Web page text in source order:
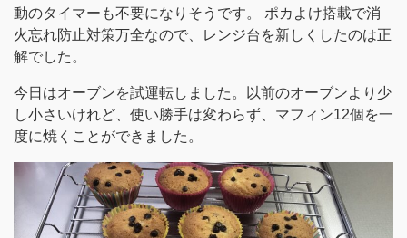
動のタイマーも不要になりそうです。 ポカよけ搭載で消
火忘れ防止対策万全なので、レンジ台を新しくしたのは正
解でした。
今日はオーブンを試運転しました。以前のオーブンより少
し小さいけれど、使い勝手は変わらず、マフィン12個を一
度に焼くことができました。